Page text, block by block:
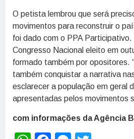
O petista lembrou que será
movimentos para reconstruir o
foi dado com o PPA
Congresso Nacional eleito em
formado também por opositores.
também conquistar a narrativa
esclarecer a população em geral
apresentadas pelos movimentos
com informações da Agência